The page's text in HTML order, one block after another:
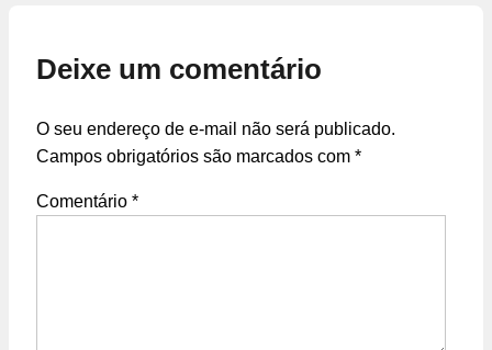
Deixe um comentário
O seu endereço de e-mail não será publicado.
Campos obrigatórios são marcados com *
Comentário *